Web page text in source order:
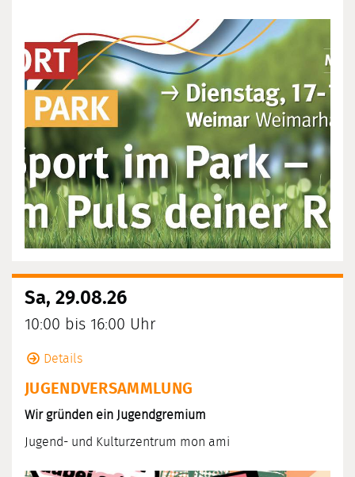
Sa, 29.08.26
10:00 bis 16:00 Uhr
Details
JUGENDVERSAMMLUNG
Wir gründen ein Jugendgremium
Jugend- und Kulturzentrum mon ami